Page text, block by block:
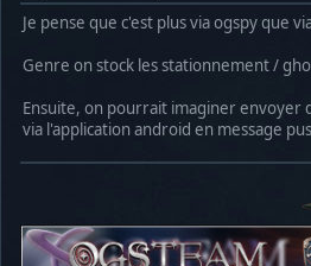
Je pense que c'est plus via ogspy que
Genre on stock les stationnement /
Ensuite, on pourrait imaginer envoyer
via l'application android en message